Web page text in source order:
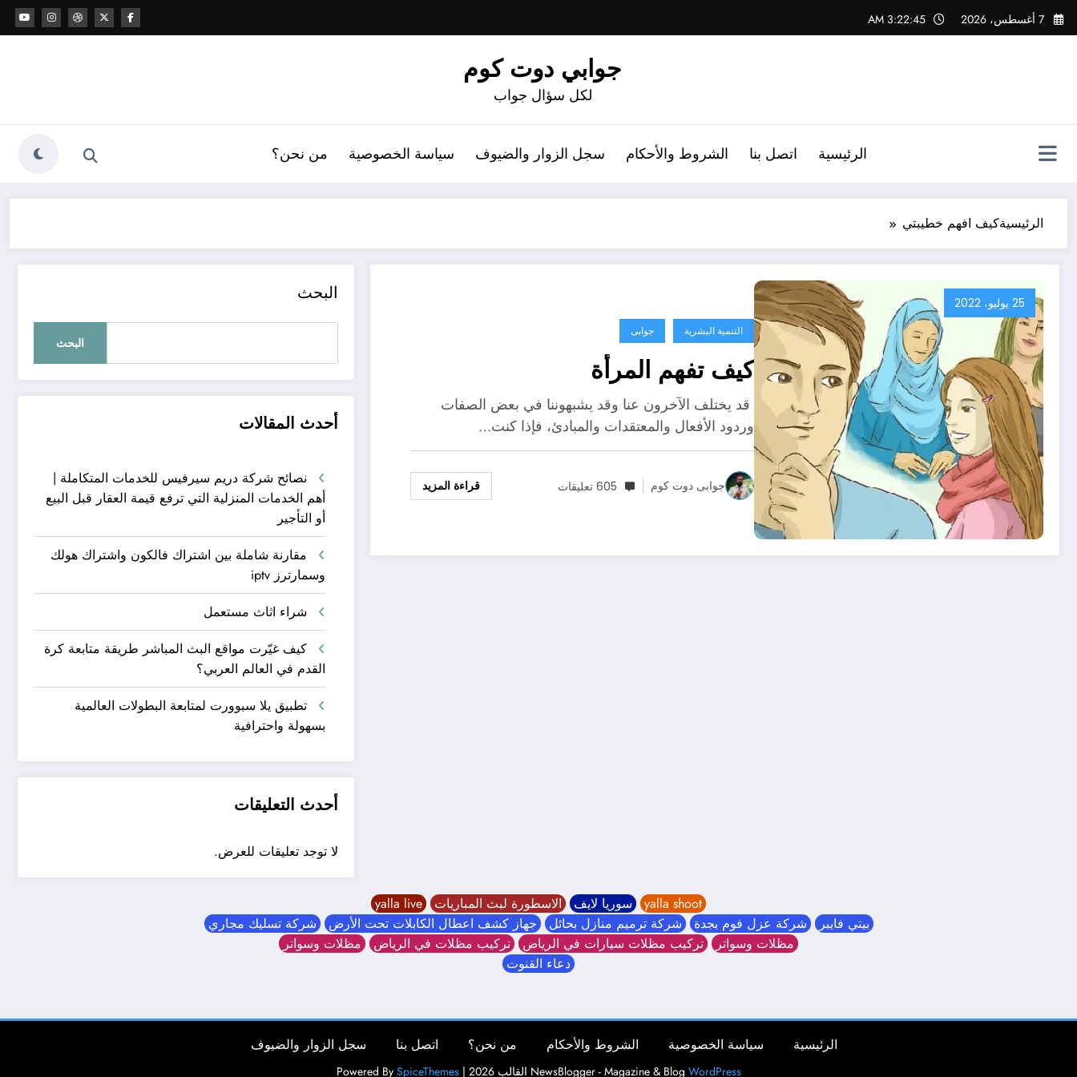
التجاوز
إلى
7 أغسطس، 2026 3:22:45 AM
جوابي دوت كوم
لكل سؤال جواب
الرئيسية اتصل بنا الشروط والأحكام سجل الزوار والضيوف سياسة الخصوصية من نحن؟
الرئيسيةكيف افهم خطيبتي
25 يوليو، 2022
التنمية البشرية جوابى
كيف تفهم المرأة
قد يختلف الآخرون عنا وقد يشبهوننا في بعض الصفات
وردود الأفعال والمعتقدات والمبادئ، فإذا كنت…
جوابى دوت كوم 605 تعليقات قراءة المزيد
البحث
البحث
أحدث المقالات
نصائح شركة دريم سيرفيس للخدمات المتكاملة |
أهم الخدمات المنزلية التي ترفع قيمة العقار قبل البيع
أو التأجير
مقارنة شاملة بين اشتراك فالكون واشتراك هولك
وسمارترز iptv
شراء اثاث مستعمل
كيف غيّرت مواقع البث المباشر طريقة متابعة كرة
القدم في العالم العربي؟
تطبيق يلا سبوورت لمتابعة البطولات العالمية
بسهولة واحترافية
أحدث التعليقات
لا توجد تعليقات للعرض.
yalla shoot سوريا لايف الاسطورة لبث المباريات yalla live
بيتي فايبر شركة عزل فوم بجدة شركة ترميم منازل بحائل جهاز كشف اعطال الكابلات تحت الأرض شركة تسليك مجاري
مظلات وسواتر تركيب مظلات سيارات في الرياض تركيب مظلات في الرياض مظلات وسواتر
دعاء القنوت
الرئيسية سياسة الخصوصية الشروط والأحكام من نحن؟ اتصل بنا سجل الزوار والضيوف
NewsBlogger - Magazine & Blog WordPress القالب 2026 | Powered By SpiceThemes